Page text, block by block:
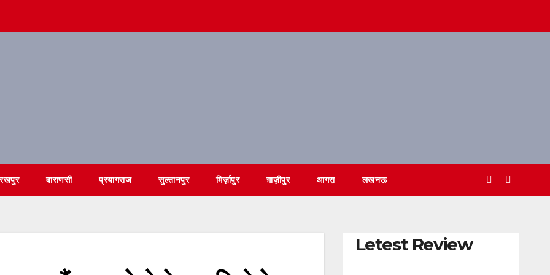
वाराणसी प्रयागराज सुल्तानपुर मिर्ज़ापुर ग़ाज़ीपुर आगरा लखनऊ
Letest Review